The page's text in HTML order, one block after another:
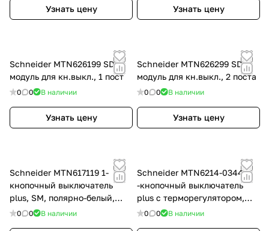
Узнать цену Узнать цену
Schneider MTN626199 SD,
модуль для кн.выкл., 1 пост
0 0 В наличии
Узнать цену
Schneider MTN626299 SD,
модуль для кн.выкл., 2 поста
0 0 В наличии
Узнать цену
Schneider MTN617119 1-
кнопочный выключатель
plus, SM, полярно-белый,
цвет: Белый, оттенок:
0 0 В наличии
Schneider MTN6214-0344 4
-кнопочный выключатель
plus с терморегулятором,
SM, цвет: Бежевый, оттенок:
0 0 В наличии